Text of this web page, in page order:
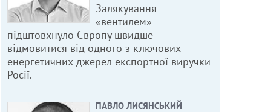
Залякування
«вентилем»
підштовхнуло Європу швидше
відмовитися від одного з ключових
енергетичних джерел експортної виручки
Росії.
ПАВЛО ЛИСЯНСЬКИЙ